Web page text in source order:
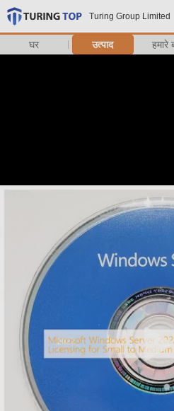
Turing Group Limited
घर उत्पाद हमारे